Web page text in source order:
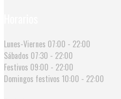
Lunes-Viernes 07:00 - 22:00
Sábados 07:30 - 22:00
Festivos 09:00 - 22:00
Domingos festivos 10:00 - 22:00